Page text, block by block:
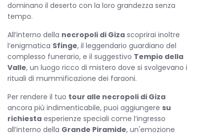
dominano il deserto con la loro grandezza senza
tempo.
All’interno della necropoli di Giza scoprirai inoltre
l’enigmatica Sfinge, il leggendario guardiano del
complesso funerario, e il suggestivo Tempio della
Valle, un luogo ricco di mistero dove si svolgevano i
rituali di mummificazione dei faraoni.
Per rendere il tuo tour alle necropoli di Giza
ancora più indimenticabile, puoi aggiungere su
richiesta esperienze speciali come l’ingresso
all’interno della Grande Piramide, un'emozione